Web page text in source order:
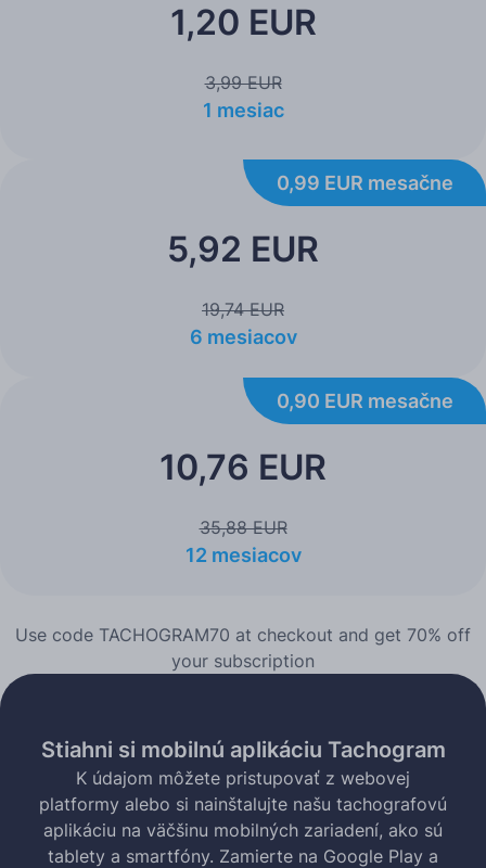
1,20 EUR
3,99 EUR
1 mesiac
0,99 EUR mesačne
5,92 EUR
19,74 EUR
6 mesiacov
0,90 EUR mesačne
10,76 EUR
35,88 EUR
12 mesiacov
Use code TACHOGRAM70 at checkout and get 70% off
your subscription
Stiahni si mobilnú aplikáciu Tachogram
K údajom môžete pristupovať z webovej
platformy alebo si nainštalujte našu tachografovú
aplikáciu na väčšinu mobilných zariadení, ako sú
tablety a smartfóny. Zamierte na Google Play a